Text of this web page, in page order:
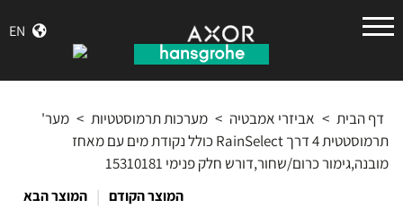
EN
גרואה
דף הבית > אביזרי אמבטיה > מערכות תרמוסטטיות > מער'
תרמוסטטית 4 דרך RainSelect כולל נקודת מים עם מאחז
מובנה,גימור כרום/שחור,דורש חלק פנימי 15310181
המוצר הקודם | המוצר הבא